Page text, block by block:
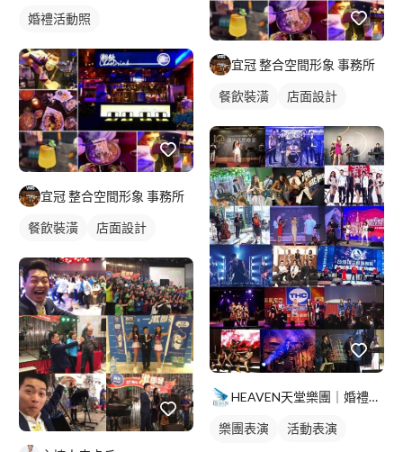
婚禮活動照
宜冠 整合空間形象 事務所
餐飲裝潢 店面設計
宜冠 整合空間形象 事務所
餐飲裝潢 店面設計
HEAVEN天堂樂團｜婚禮｜商演｜活動
樂團表演
活動表演